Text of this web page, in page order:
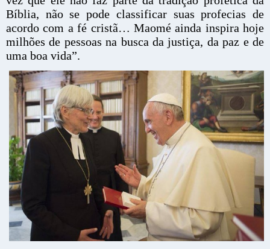
Bíblia, não se pode classificar suas profecias de
acordo com a fé cristã… Maomé ainda inspira hoje
milhões de pessoas na busca da justiça, da paz e de
uma boa vida”.